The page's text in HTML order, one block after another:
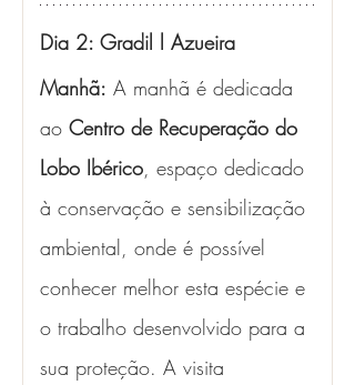
Dia 2: Gradil l Azueira
Manhã: A manhã é dedicada
ao Centro de Recuperação do
Lobo Ibérico, espaço dedicado
à conservação e sensibilização
ambiental, onde é possível
conhecer melhor esta espécie e
o trabalho desenvolvido para a
sua proteção. A visita